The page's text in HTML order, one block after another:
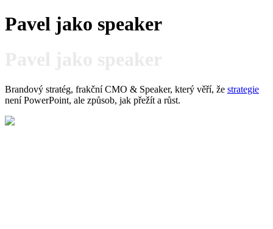
Pavel jako speaker
Brandový stratég, frakční CMO & Speaker, který věří, že strategie
není PowerPoint, ale způsob, jak přežít a růst.